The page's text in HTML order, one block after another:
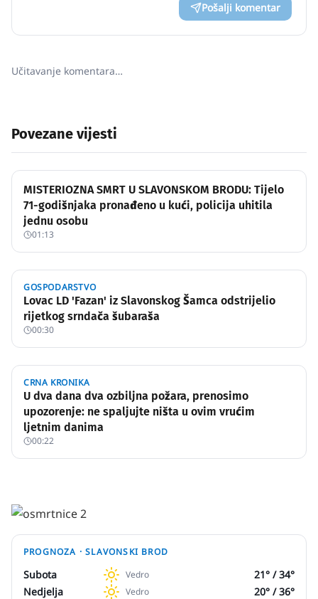
Pošalji komentar
Učitavanje komentara…
Povezane vijesti
MISTERIOZNA SMRT U SLAVONSKOM BRODU: Tijelo
71-godišnjaka pronađeno u kući, policija uhitila
jednu osobu
01:13
GOSPODARSTVO
Lovac LD 'Fazan' iz Slavonskog Šamca odstrijelio
rijetkog srndača šubaraša
00:30
CRNA KRONIKA
U dva dana dva ozbiljna požara, prenosimo
upozorenje: ne spaljujte ništa u ovim vrućim
ljetnim danima
00:22
PROGNOZA ·SLAVONSKI BROD
Subota Vedro 21° /34°
Nedjelja
Vedro 20° /36°